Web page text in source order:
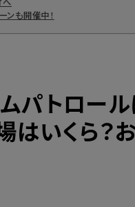
ンも開催中！
ムパトロ
はいくら